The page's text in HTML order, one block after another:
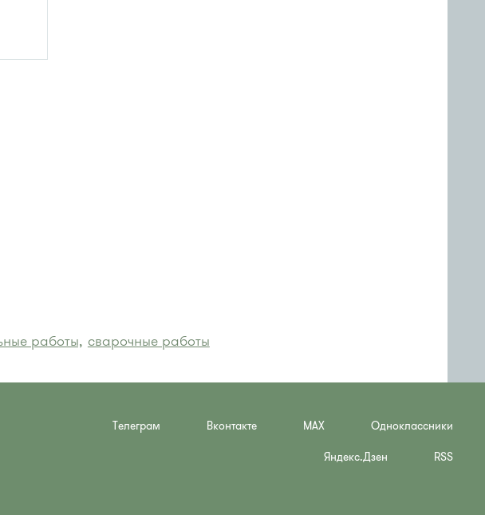
работы, сварочные работы
Телеграм Вконтакте MAX Одноклассники
Яндекс.Дзен RSS